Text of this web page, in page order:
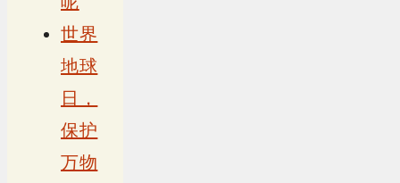
世界
地球
日，
保护
万物